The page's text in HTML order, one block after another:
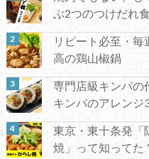
ぶ2つのつけだれ
リピート必至・
高の鶏山椒鍋
専門店級キンパの
キンパのアレンジ
東京・東十条発「
焼」って知ってた